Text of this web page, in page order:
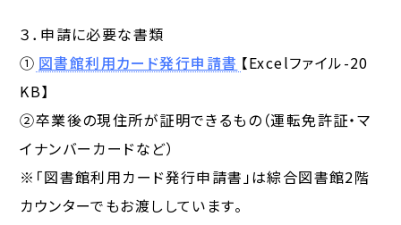
３．申請に必要な書類
① 図書館利用カード発行申請書 【Excelファイル-20
KB】
②卒業後の現住所が証明できるもの（運転免許証・マ
イナンバーカードなど）
※「図書館利用カード発行申請書」は綜合図書館2階
カウンターでもお渡ししています。